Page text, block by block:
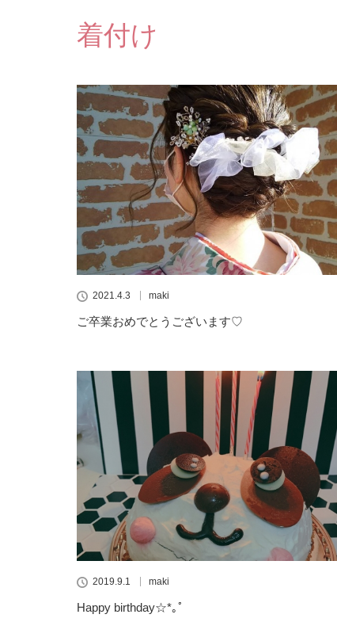
着付け
2021.4.3 maki
ご卒業おめでとうございます♡
2019.9.1 maki
Happy birthday☆*｡ﾟ